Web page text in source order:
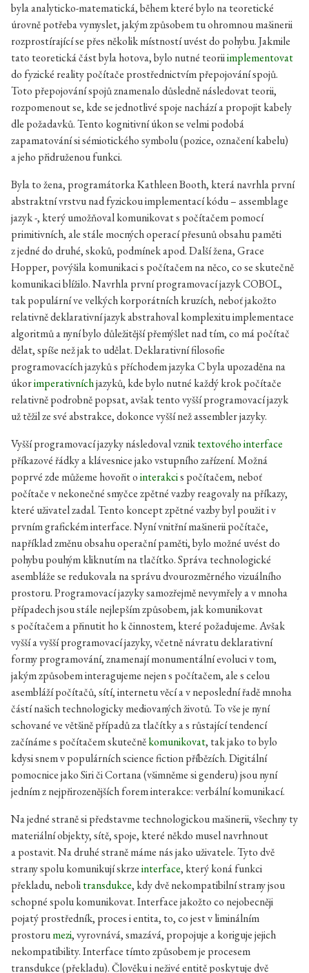
byla analyticko-matematická, během které bylo na teoretické
úrovně potřeba vymyslet, jakým způsobem tu ohromnou mašinerii
rozprostírající se přes několik místností uvést do pohybu. Jakmile
tato teoretická část byla hotova, bylo nutné teoriiimplementovat
do fyzické reality počítače prostřednictvím přepojování spojů.
Toto přepojování spojů znamenalo důsledně následovat teorii,
rozpomenout se, kde se jednotlivé spoje nachází a propojit kabely
dle požadavků. Tento kognitivní úkon se velmi podobá
zapamatování si sémiotického symbolu (pozice, označení kabelu)
a jeho přidruženou funkci.
Byla to žena, programátorka Kathleen Booth, která navrhla první
abstraktní vrstvu nad fyzickou implementací kódu – assemblage
jazyk -, který umožňoval komunikovat s počítačem pomocí
primitivních, ale stále mocných operací přesunů obsahu paměti
z jedné do druhé, skoků, podmínek apod. Další žena, Grace
Hopper, povýšila komunikaci s počítačem na něco, co se skutečně
komunikaci blížilo. Navrhla první programovací jazyk COBOL,
tak populární ve velkých korporátních kruzích, neboť jakožto
relativně deklarativní jazyk abstrahoval komplexitu implementace
algoritmů a nyní bylo důležitější přemýšlet nad tím, co má počítač
dělat, spíše než jak to udělat. Deklarativní filosofie
programovacích jazyků s příchodem jazyka C byla upozaděna na
úkorimperativníchjazyků, kde bylo nutné každý krok počítače
relativně podrobně popsat, avšak tento vyšší programovací jazyk
už těžil ze své abstrakce, dokonce vyšší než assembler jazyky.
Vyšší programovací jazyky následoval vzniktextového interface
příkazové řádky a klávesnice jako vstupního zařízení. Možná
poprvé zde můžeme hovořit ointerakcis počítačem, neboť
počítače v nekonečné smyčce zpětné vazby reagovaly na příkazy,
které uživatel zadal. Tento koncept zpětné vazby byl použit i v
prvním grafickém interface. Nyní vnitřní mašinerii počítače,
například změnu obsahu operační paměti, bylo možné uvést do
pohybu pouhým kliknutím na tlačítko. Správa technologické
asembláže se redukovala na správu dvourozměrného vizuálního
prostoru. Programovací jazyky samozřejmě nevymřely a v mnoha
případech jsou stále nejlepším způsobem, jak komunikovat
s počítačem a přinutit ho k činnostem, které požadujeme. Avšak
vyšší a vyšší programovací jazyky, včetně návratu deklarativní
formy programování, znamenají monumentální evoluci v tom,
jakým způsobem interagujeme nejen s počítačem, ale s celou
asembláží počítačů, sítí, internetu věcí a v neposlední řadě mnoha
částí našich technologicky mediovaných životů. To vše je nyní
schované ve většině případů za tlačítky a s růstající tendencí
začínáme s počítačem skutečněkomunikovat, tak jako to bylo
kdysi snem v populárních science fiction příbězích. Digitální
pomocnice jako Siri či Cortana (všimněme si genderu) jsou nyní
jedním z nejpřirozenějších forem interakce: verbální komunikací.
Na jedné straně si představme technologickou mašinerii, všechny ty
materiální objekty, sítě, spoje, které někdo musel navrhnout
a postavit. Na druhé straně máme nás jako uživatele. Tyto dvě
strany spolu komunikují skrzeinterface, který koná funkci
překladu, nebolitransdukce, kdy dvě nekompatibilní strany jsou
schopné spolu komunikovat. Interface jakožto co nejobecněji
pojatý prostředník, proces i entita, to, co jest v liminálním
prostorumezi, vyrovnává, smazává, propojuje a koriguje jejich
nekompatibility. Interface tímto způsobem je procesem
transdukce (překladu). Člověku i neživé entitě poskytuje dvě